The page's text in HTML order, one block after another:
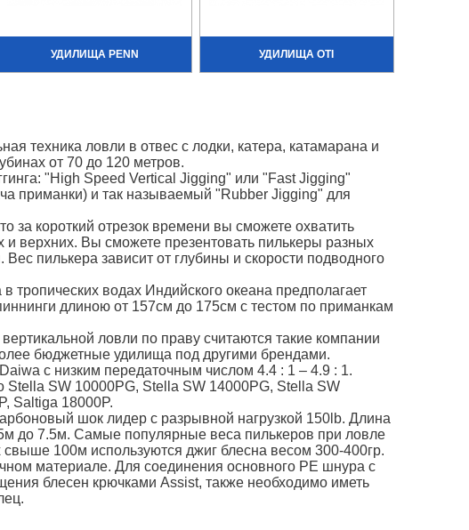
УДИЛИЩА PENN УДИЛИЩА OTI
техника ловли в отвес с лодки, катера, катамарана и
от 70 до 120 метров.
"High Speed Vertical Jigging" или "Fast Jigging"
приманки) и так называемый "Rubber Jigging" для
за короткий отрезок времени вы сможете охватить
верхних. Вы сможете презентовать пилькеры разных
пилькера зависит от глубины и скорости подводного
тропических водах Индийского океана предполагает
длиною от 157см до 175см с тестом по приманкам
ловли по праву считаются такие компании
бюджетные удилища под другими брендами.
с низким передаточным числом 4.4 : 1 – 4.9 : 1.
Stella SW 10000PG, Stella SW 14000PG, Stella SW
Saltiga 18000P.
шок лидер с разрывной нагрузкой 150lb. Длина
до 7.5м. Самые популярные веса пилькеров при ловле
100м используются джиг блесна весом 300-400гр.
материале. Для соединения основного РЕ шнура с
блесен крючками Assist, также необходимо иметь